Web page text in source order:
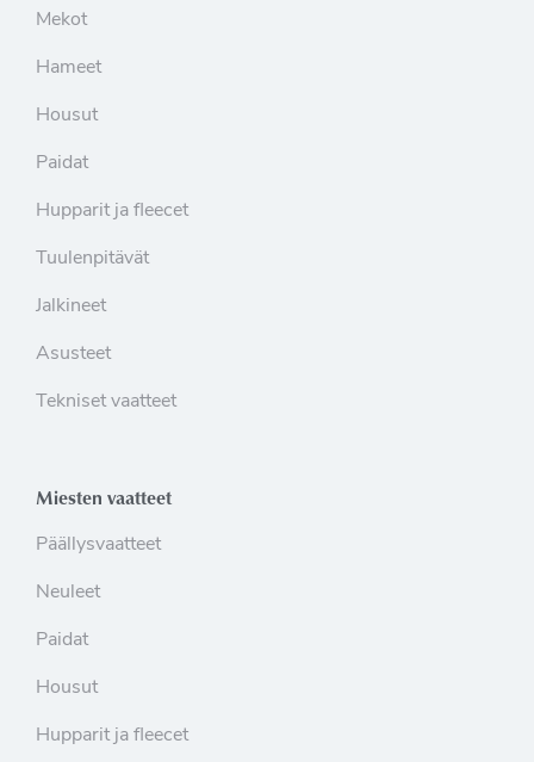
Mekot
Hameet
Housut
Paidat
Hupparit ja fleecet
Tuulenpitävät
Jalkineet
Asusteet
Tekniset vaatteet
Miesten vaatteet
Päällysvaatteet
Neuleet
Paidat
Housut
Hupparit ja fleecet